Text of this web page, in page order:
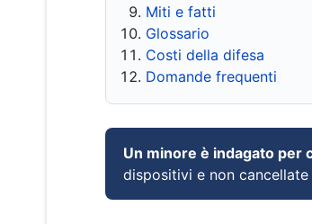
Miti e fatti
Glossario
Costi della difesa
Domande frequenti
Un minore è indagato per
dispositivi e non